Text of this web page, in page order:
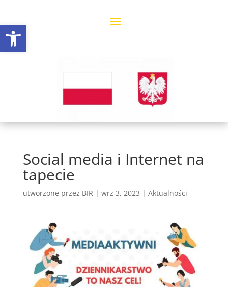
Open toolbar
Social media i Internet na
tapecie
utworzone przez BIR | wrz 3, 2023 | Aktualności